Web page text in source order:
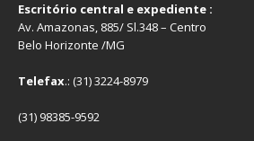
Escritório central e expediente :
Av. Amazonas, 885/ Sl.348 – Centro
Belo Horizonte /MG
Telefax.: (31) 3224-8979
(31) 98385-9592